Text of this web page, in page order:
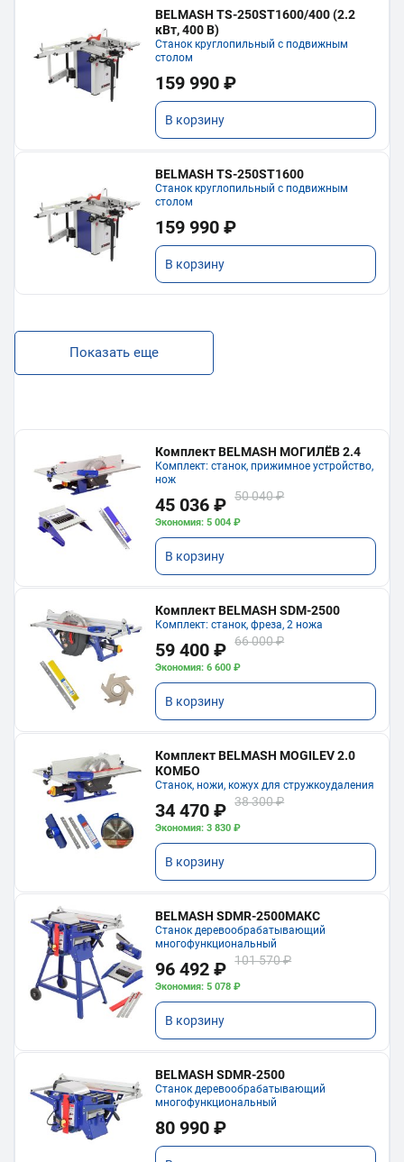
BELMASH TS-250ST1600/400 (2.2
кВт, 400 В)
Станок круглопильный с подвижным
столом
159 990 ₽
В корзину
BELMASH TS-250ST1600
Станок круглопильный с подвижным
столом
159 990 ₽
В корзину
Показать еще
Комплект BELMASH МОГИЛЁВ 2.4
Комплект: станок, прижимное устройство,
нож
45 036 ₽ 50 040 ₽
Экономия: 5 004 ₽
В корзину
Комплект BELMASH SDM-2500
Комплект: станок, фреза, 2 ножа
59 400 ₽ 66 000 ₽
Экономия: 6 600 ₽
В корзину
Комплект BELMASH MOGILEV 2.0
КОМБО
Станок, ножи, кожух для стружкоудаления
34 470 ₽ 38 300 ₽
Экономия: 3 830 ₽
В корзину
BELMASH SDMR-2500МАКС
Станок деревообрабатывающий
многофункциональный
96 492 ₽ 101 570 ₽
Экономия: 5 078 ₽
В корзину
BELMASH SDMR-2500
Станок деревообрабатывающий
многофункциональный
80 990 ₽